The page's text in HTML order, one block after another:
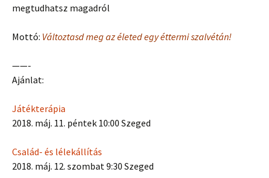
megtudhatsz magadról
Mottó: Változtasd meg az életed egy éttermi szalvétán!
——-
Ajánlat:
Játékterápia
2018. máj. 11. péntek 10:00 Szeged
Család- és lélekállítás
2018. máj. 12. szombat 9:30 Szeged